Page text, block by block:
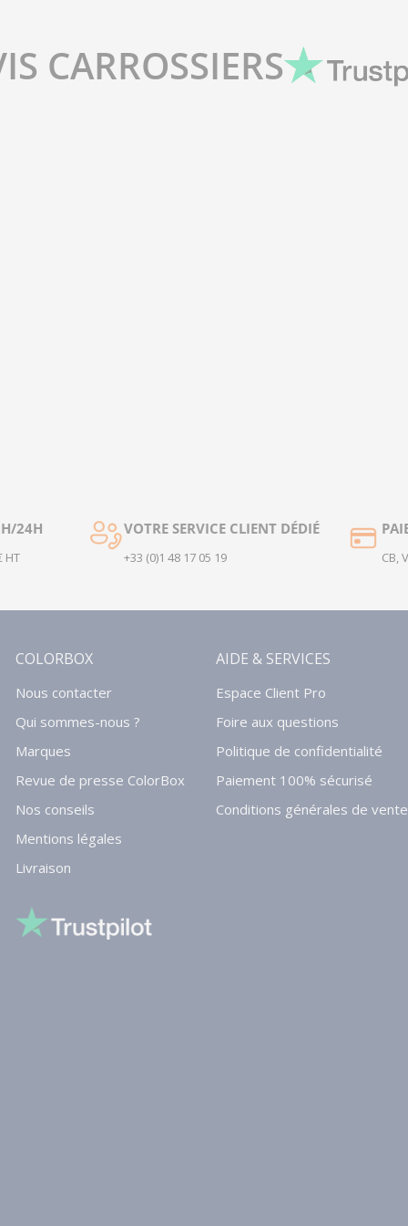
CARROSSIERS
24H
HT
VOTRE SERVICE CLIENT DÉDIÉ
+33 (0)1 48 17 05 19 CB,
COLORBOX
Nous contacter
Qui sommes-nous ?
Marques
Revue de presse ColorBox
Nos conseils
Mentions légales
Livraison
AIDE & SERVICES
Espace Client Pro
Foire aux questions
Politique de confidentialité
Paiement 100% sécurisé
Conditions générales de vente